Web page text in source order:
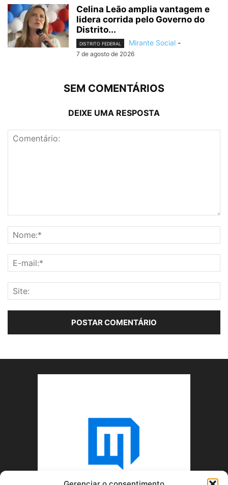
Celina Leão amplia vantagem e
lidera corrida pelo Governo do
Distrito...
DISTRITO FEDERAL Mirante Social -
7 de agosto de 2026
SEM COMENTÁRIOS
DEIXE UMA RESPOSTA